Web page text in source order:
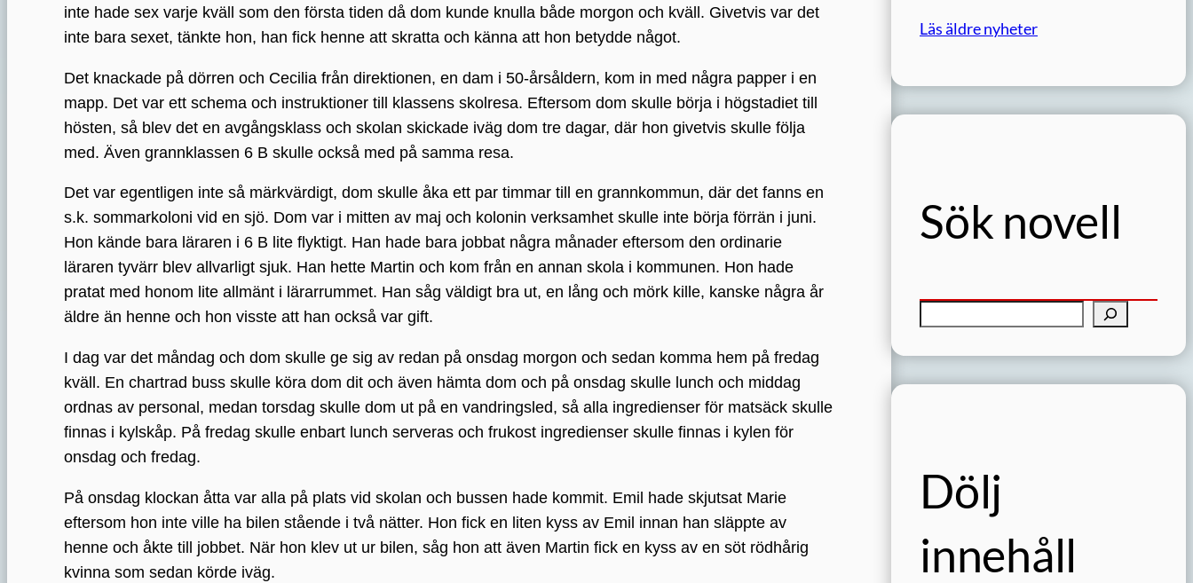
inte hade sex varje kväll som den första tiden då dom kunde knulla både morgon och kväll. Givetvis var det
inte bara sexet, tänkte hon, han fick henne att skratta och känna att hon betydde något.
Det knackade på dörren och Cecilia från direktionen, en dam i 50-årsåldern, kom in med några papper i en
mapp. Det var ett schema och instruktioner till klassens skolresa. Eftersom dom skulle börja i högstadiet till
hösten, så blev det en avgångsklass och skolan skickade iväg dom tre dagar, där hon givetvis skulle följa
med. Även grannklassen 6 B skulle också med på samma resa.
Det var egentligen inte så märkvärdigt, dom skulle åka ett par timmar till en grannkommun, där det fanns en
s.k. sommarkoloni vid en sjö. Dom var i mitten av maj och kolonin verksamhet skulle inte börja förrän i juni.
Hon kände bara läraren i 6 B lite flyktigt. Han hade bara jobbat några månader eftersom den ordinarie
läraren tyvärr blev allvarligt sjuk. Han hette Martin och kom från en annan skola i kommunen. Hon hade
pratat med honom lite allmänt i lärarrummet. Han såg väldigt bra ut, en lång och mörk kille, kanske några år
äldre än henne och hon visste att han också var gift.
I dag var det måndag och dom skulle ge sig av redan på onsdag morgon och sedan komma hem på fredag
kväll. En chartrad buss skulle köra dom dit och även hämta dom och på onsdag skulle lunch och middag
ordnas av personal, medan torsdag skulle dom ut på en vandringsled, så alla ingredienser för matsäck skulle
finnas i kylskåp. På fredag skulle enbart lunch serveras och frukost ingredienser skulle finnas i kylen för
onsdag och fredag.
På onsdag klockan åtta var alla på plats vid skolan och bussen hade kommit. Emil hade skjutsat Marie
eftersom hon inte ville ha bilen stående i två nätter. Hon fick en liten kyss av Emil innan han släppte av
henne och åkte till jobbet. När hon klev ut ur bilen, såg hon att även Martin fick en kyss av en söt rödhårig
kvinna som sedan körde iväg.
Läs äldre nyheter
Sök novell
k
Dölj
innehåll